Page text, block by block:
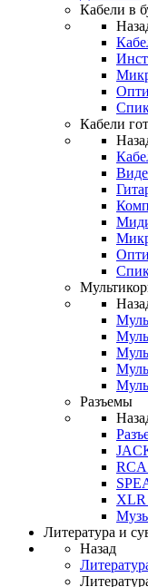
Кабели в
Кабели
Разъемы
XLR
Литература и
Назад